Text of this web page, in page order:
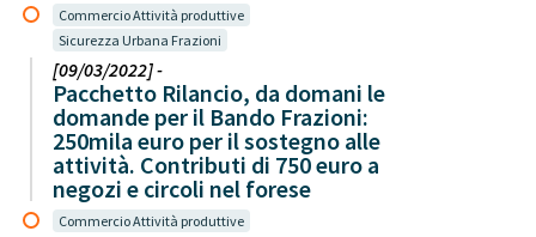
Commercio Attività produttive
Sicurezza Urbana Frazioni
[09/03/2022] -
Pacchetto Rilancio, da domani le
domande per il Bando Frazioni:
250mila euro per il sostegno alle
attività. Contributi di 750 euro a
negozi e circoli nel forese
Commercio Attività produttive